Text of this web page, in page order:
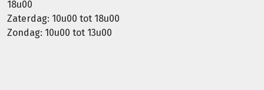
18u00
Zaterdag: 10u00 tot 18u00
Zondag: 10u00 tot 13u00